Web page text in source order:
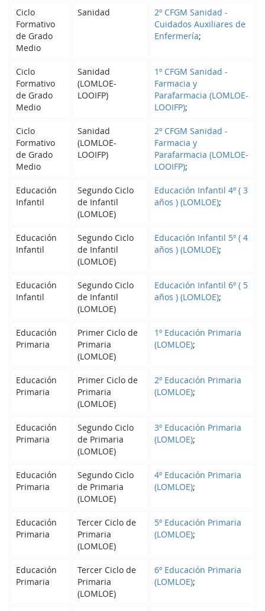
Ciclo
Formativo
de Grado
Medio
Sanidad
2º CFGM Sanidad -
Cuidados Auxiliares de
Enfermería;
Ciclo
Formativo
de Grado
Medio
Sanidad
(LOMLOE-
LOOIFP)
1º CFGM Sanidad -
Farmacia y
Parafarmacia (LOMLOE-
LOOIFP);
Ciclo
Formativo
de Grado
Medio
Sanidad
(LOMLOE-
LOOIFP)
2º CFGM Sanidad -
Farmacia y
Parafarmacia (LOMLOE-
LOOIFP);
Educación
Infantil
Segundo Ciclo
de Infantil
(LOMLOE)
Educación Infantil 4º ( 3
años ) (LOMLOE);
Educación
Infantil
Segundo Ciclo
de Infantil
(LOMLOE)
Educación Infantil 5º ( 4
años ) (LOMLOE);
Educación
Infantil
Segundo Ciclo
de Infantil
(LOMLOE)
Educación Infantil 6º ( 5
años ) (LOMLOE);
Educación
Primaria
Primer Ciclo de
Primaria
(LOMLOE)
1º Educación Primaria
(LOMLOE);
Educación
Primaria
Primer Ciclo de
Primaria
(LOMLOE)
2º Educación Primaria
(LOMLOE);
Educación
Primaria
Segundo Ciclo
de Primaria
(LOMLOE)
3º Educación Primaria
(LOMLOE);
Educación
Primaria
Segundo Ciclo
de Primaria
(LOMLOE)
4º Educación Primaria
(LOMLOE);
Educación
Primaria
Tercer Ciclo de
Primaria
(LOMLOE)
5º Educación Primaria
(LOMLOE);
Educación
Primaria
Tercer Ciclo de
Primaria
(LOMLOE)
6º Educación Primaria
(LOMLOE);